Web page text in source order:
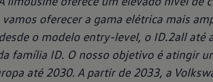
oferecer a gama elétrica mais
o modelo entry-level, o ID.2all até
família ID. O nosso objetivo é atingir
até 2030. A partir de 2033, a